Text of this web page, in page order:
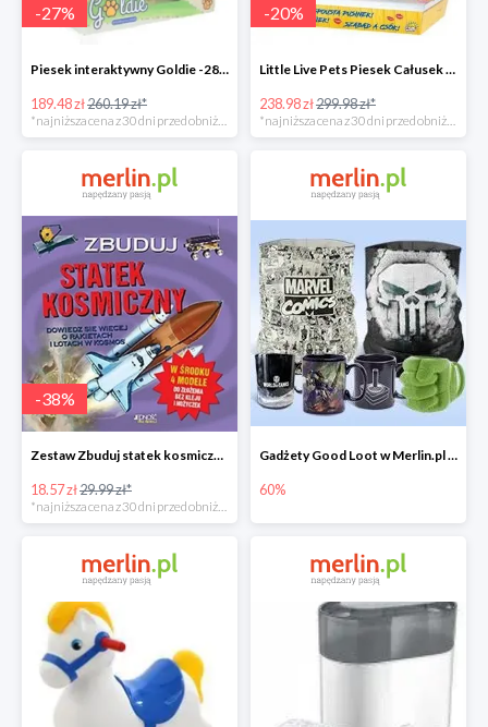
-27%
Piesek interaktywny Goldie -28%
189.48 zł260.19 zł*
-20%
Little Live Pets Piesek Całusek Rollie -21%
238.98 zł299.98 zł*
-38%
Zestaw Zbuduj statek kosmiczny do -39%
18.57 zł29.99 zł*
*najniższa cena z 30 dni przed obniżką
Gadżety Good Loot w Merlin.pl do -60%
60%